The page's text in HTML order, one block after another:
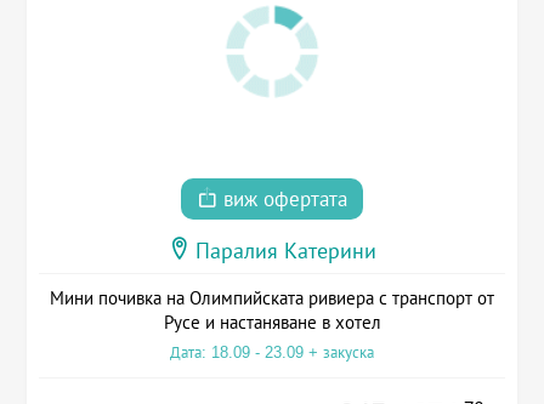
виж офертата
Паралия Катерини
Мини почивка на Олимпийската ривиера с транспорт от
Русе и настаняване в хотел
Дата: 18.09 - 23.09 + закуска